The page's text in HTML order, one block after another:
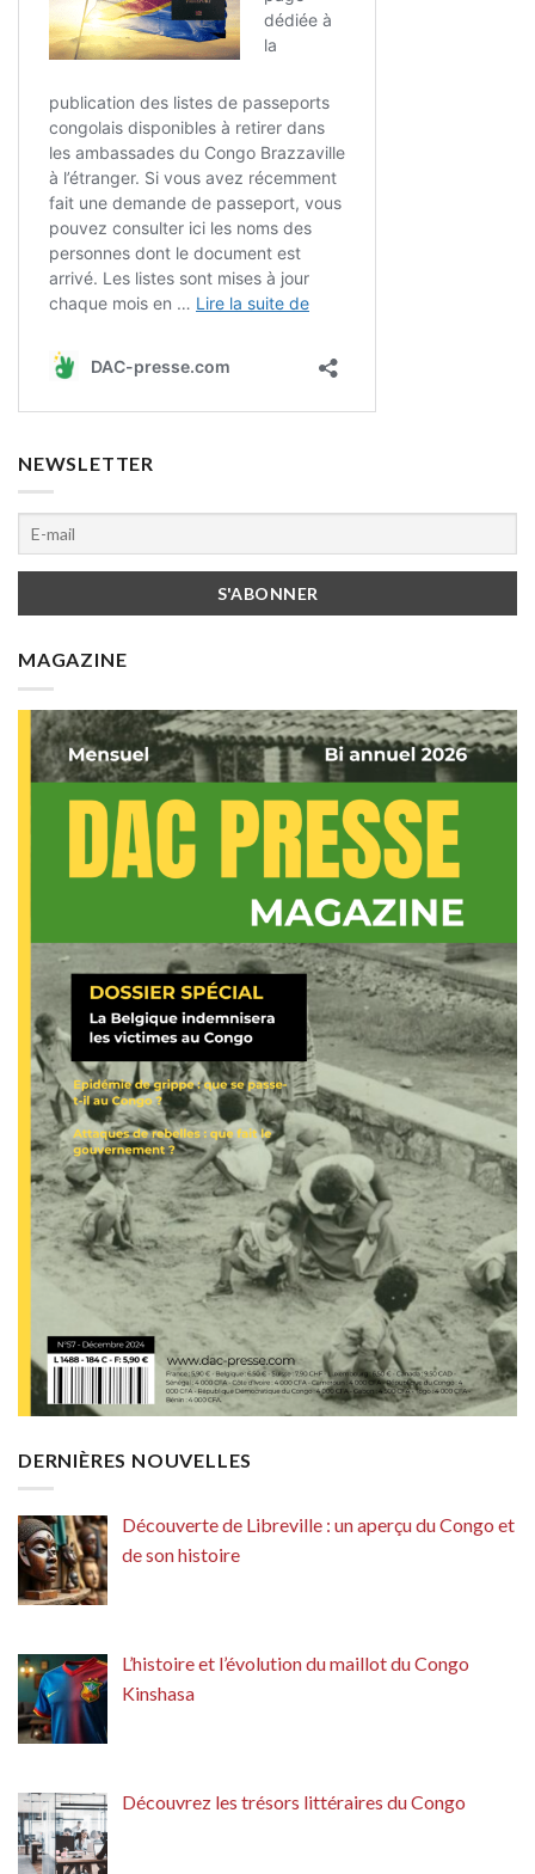
NEWSLETTER
MAGAZINE
DERNIÈRES NOUVELLES
Découverte de Libreville : un aperçu du Congo et
de son histoire
L’histoire et l’évolution du maillot du Congo
Kinshasa
Découvrez les trésors littéraires du Congo